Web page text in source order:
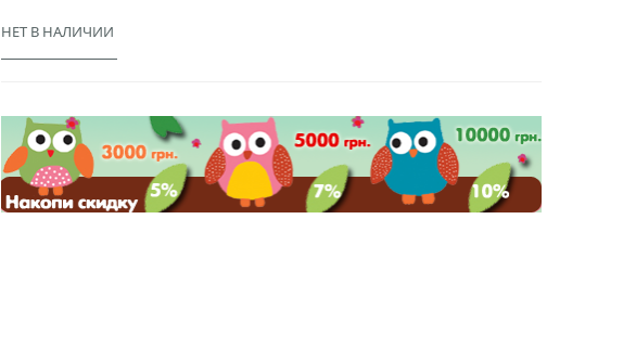
НЕТ В НАЛИЧИИ